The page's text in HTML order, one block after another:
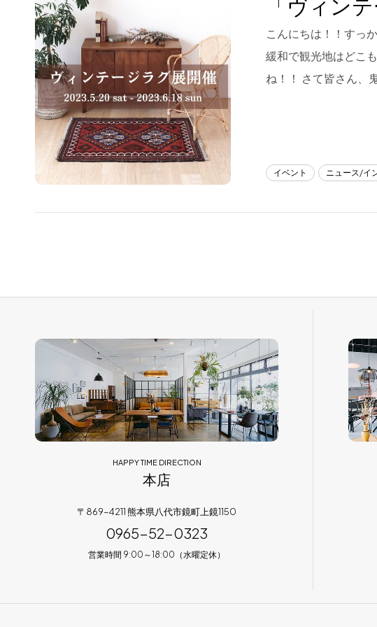
Blog
About us
for Business
Recruit
Contact
熊本店
096-274-8175
0965-45-9282
「ヴィン
こんにちは！！すっ
緩和で観光地はどこ
ね！！ さて皆さん、
イベント ニュース/イ
HAPPY TIME DIRECTION
本店
〒869-4211 熊本県八代市鏡町上鏡1150
0965-52-0323
営業時間 9:00～18:00（水曜定休）